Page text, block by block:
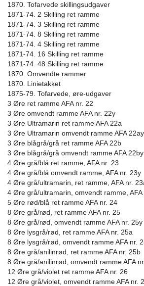
1870. Tofarvede skillingsudgaver
1871-74. 2 Skilling ret ramme
1871-74. 3 Skilling ret ramme
1871-74. 8 Skilling ret ramme
1871-74. 4 Skilling ret ramme
1871-74. 16 Skilling ret ramme
1871-74. 48 Skilling ret ramme
1870. Omvendte rammer
1870. Linietakket
1875-79. Tofarvede, øre-udgaver
3 Øre ret ramme AFA nr. 22
3 Øre omvendt ramme AFA nr. 22y
3 Øre Ultramarin ret ramme AFA 22a
3 Øre Ultramarin omvendt ramme AFA 22ay
3 Øre blågrå/grå ret ramme AFA 22b
3 Øre blågrå/grå omvendt ramme AFA 22by
4 Øre grå/blå ret ramme, AFA nr. 23
4 Øre grå/blå omvendt ramme, AFA nr. 23y
4 Øre grå/ultramarin, ret ramme, AFA nr.
4 Øre grå/ultramarin, omvendt ramme, AFA
5 Øre rød/blå ret ramme AFA nr. 24
8 Øre grå/rød, ret ramme AFA nr. 25
8 Øre grå/rød, omvendt ramme AFA nr. 25y
8 Øre lysgrå/rød, ret ramme AFA nr. 25a
8 Øre lysgrå/rød, omvendt ramme AFA nr.
8 Øre grå/anilinrød, ret ramme AFA nr. 25b
8 Øre grå/anilinrød, omvendt ramme AFA
12 Øre grå/violet ret ramme AFA nr. 26
12 Øre grå/violet, omvendt ramme AFA nr.